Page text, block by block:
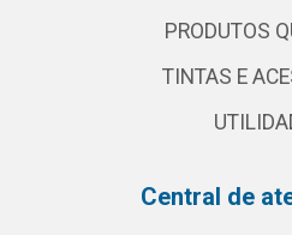
PRODUTOS
TINTAS E
Central de